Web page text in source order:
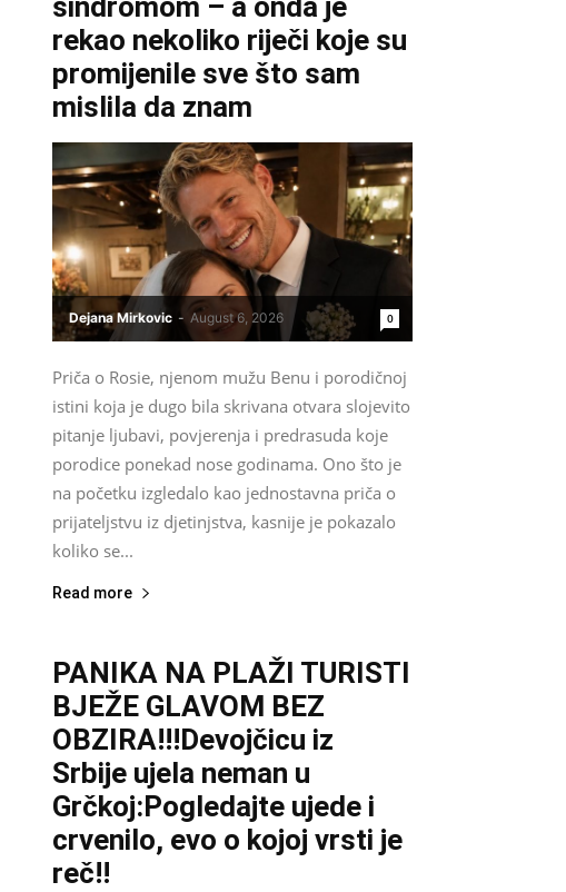
rekao nekoliko riječi koje su
promijenile sve što sam
mislila da znam
Dejana Mirkovic - August 6, 2026 0
Priča o Rosie, njenom mužu Benu i porodičnoj
istini koja je dugo bila skrivana otvara slojevito
pitanje ljubavi, povjerenja i predrasuda koje
porodice ponekad nose godinama. Ono što je
na početku izgledalo kao jednostavna priča o
prijateljstvu iz djetinjstva, kasnije je pokazalo
koliko se...
Read more
PANIKA NA PLAŽI TURISTI
BJEŽE GLAVOM BEZ
OBZIRA!!!Devojčicu iz
Srbije ujela neman u
Grčkoj:Pogledajte ujede i
crvenilo, evo o kojoj vrsti je
reč!!